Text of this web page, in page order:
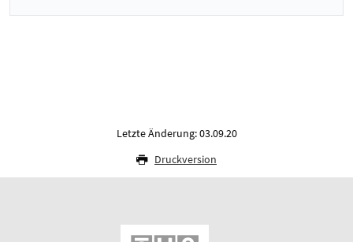
Letzte Änderung: 03.09.20
Druckversion